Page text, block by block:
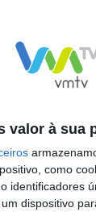
valor à sua
como
identificadores
dispositivo
possui um
e face
fundo da